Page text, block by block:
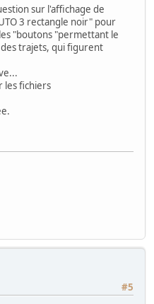
sur l'affichage de
3 rectangle noir" pour
"boutons "permettant le
trajets, qui figurent
les fichiers
#5